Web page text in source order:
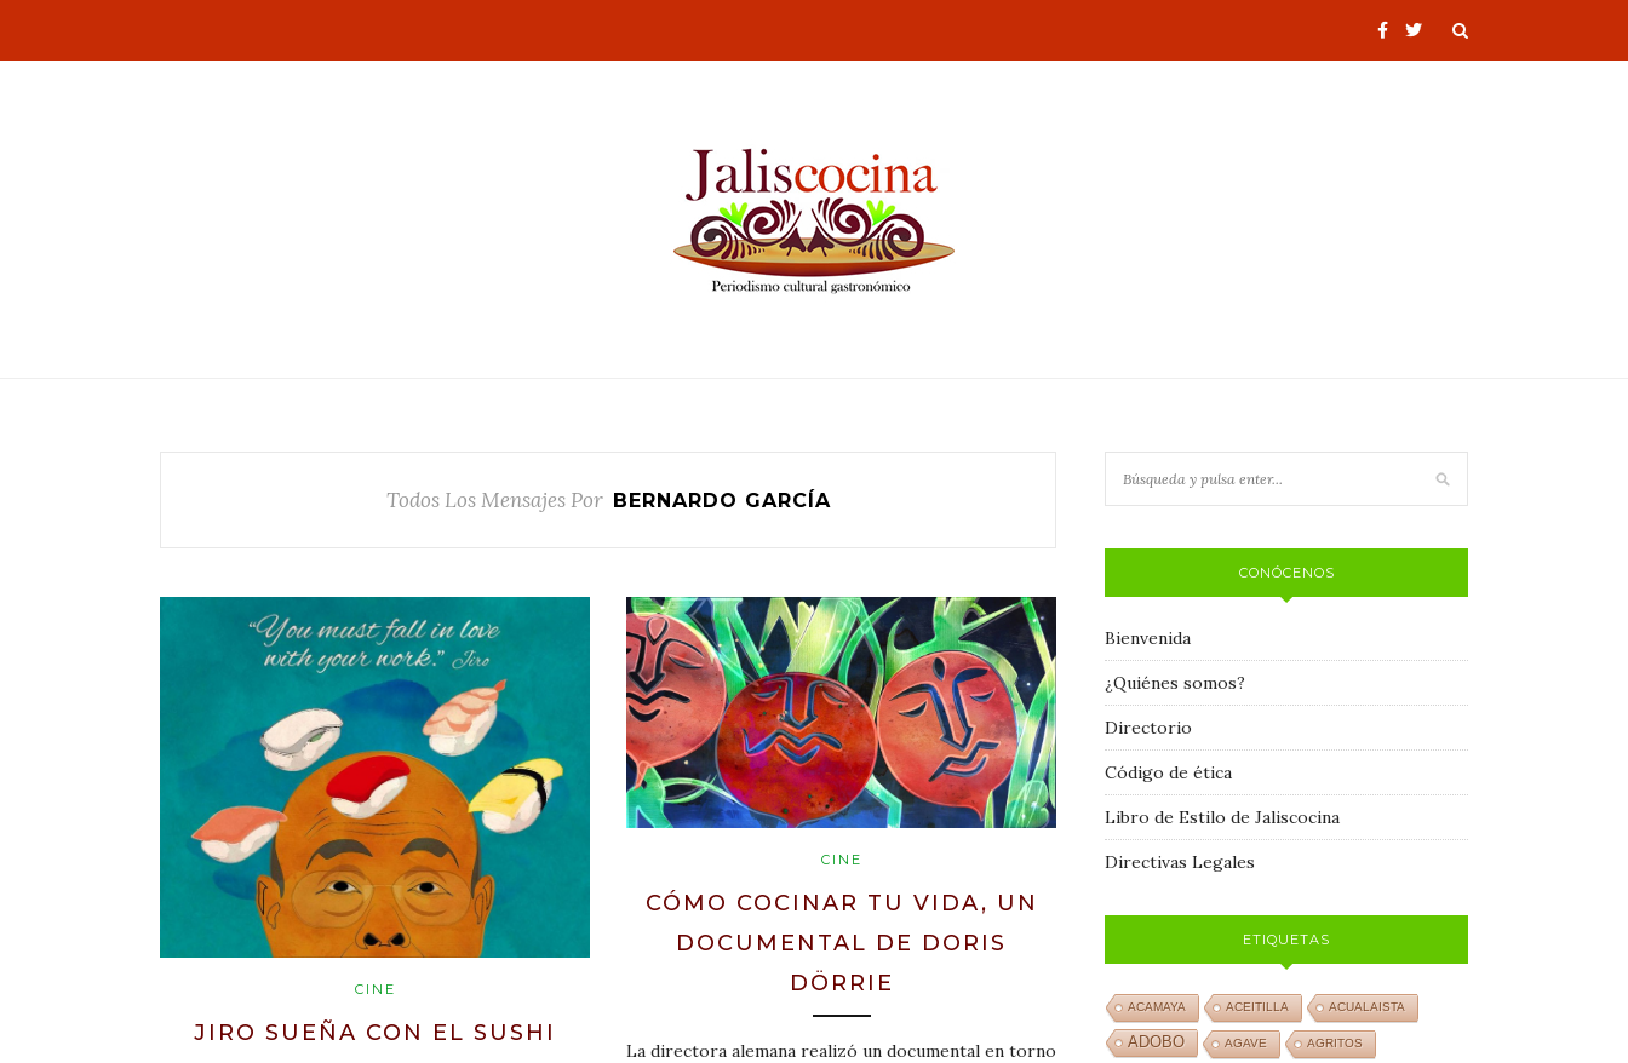
Todos Los Mensajes Por BERNARDO GARCÍA
CINE
JIRO SUEÑA CON EL SUSHI
CINE
CÓMO COCINAR TU VIDA, UN
DOCUMENTAL DE DORIS
DÖRRIE
La directora alemana realizó un documental en torno
CONÓCENOS
Bienvenida
¿Quiénes somos?
Directorio
Código de ética
Libro de Estilo de Jaliscocina
Directivas Legales
ETIQUETAS
ACAMAYA ACEITILLA ACUALAISTA
ADOBO AGAVE AGRITOS